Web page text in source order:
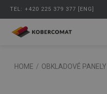
TEL: +420 225 379 377 [ENG]
HOME / OBKLADOVÉ PANELY